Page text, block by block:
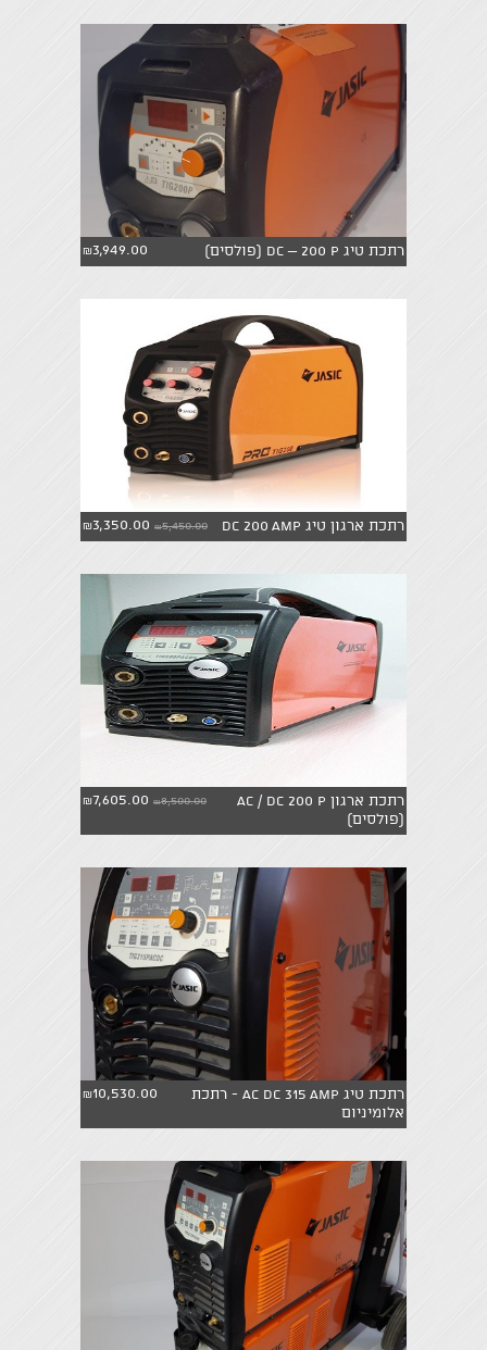
₪3,949.00 רתכת טיג DC – 200 P (פולסים)
₪5,450.00
₪3,350.00 רתכת ארגון טיג DC 200 AMP
₪8,500.00
₪7,605.00
רתכת ארגון AC / DC 200 P
(פולסים)
₪10,530.00
רתכת טיג AC DC 315 AMP - רתכת
אלומיניום